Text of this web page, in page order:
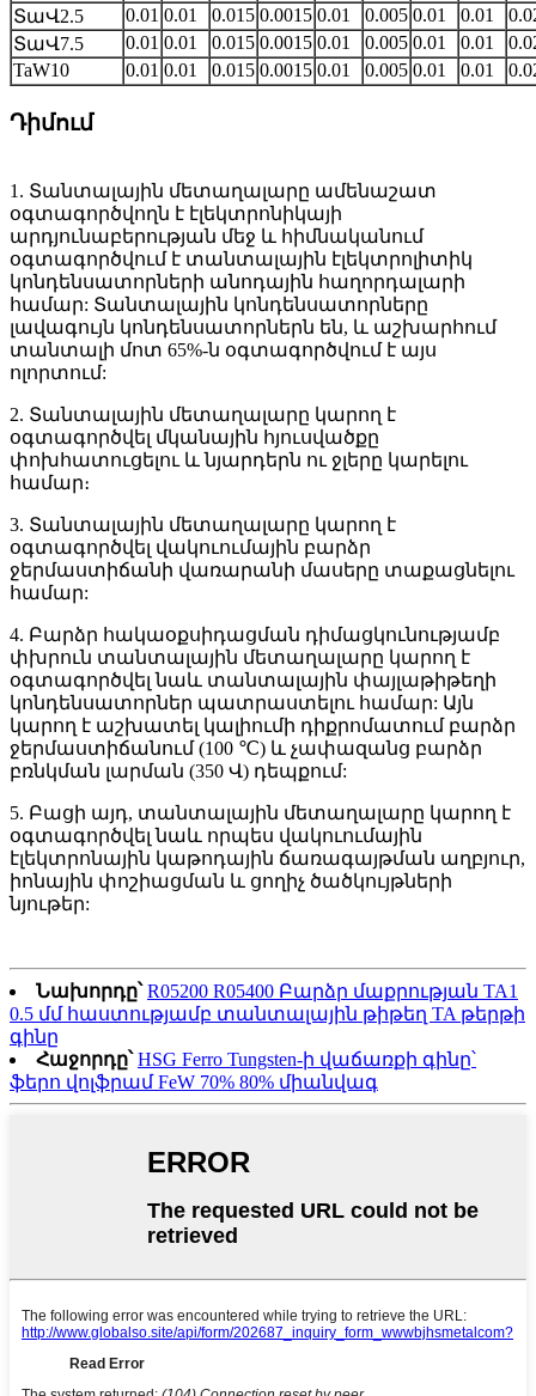
ՏաՎ2.5
0.01 0.01 0.015 0.0015 0.01 0.005 0.01 0.01
ՏաՎ7.5
0.01 0.01 0.015 0.0015 0.01 0.005 0.01 0.01
TaW10
0.01 0.01 0.015 0.0015 0.01 0.005 0.01 0.01
Դիմում
1. Տանտալային մետաղալարը ամենաշատ
օգտագործվողն է էլեկտրոնիկայի
արդյունաբերության մեջ և հիմնականում
օգտագործվում է տանտալային էլեկտրոլիտիկ
կոնդենսատորների անոդային հաղորդալարի
համար: Տանտալային կոնդենսատորները
լավագույն կոնդենսատորներն են, և աշխարհում
տանտալի մոտ 65%-ն օգտագործվում է այս
ոլորտում:
2. Տանտալային մետաղալարը կարող է
օգտագործվել մկանային հյուսվածքը
փոխհատուցելու և նյարդերն ու ջլերը կարելու
համար։
3. Տանտալային մետաղալարը կարող է
օգտագործվել վակուումային բարձր
ջերմաստիճանի վառարանի մասերը տաքացնելու
համար:
4. Բարձր հակաօքսիդացման դիմացկունությամբ
փխրուն տանտալային մետաղալարը կարող է
օգտագործվել նաև տանտալային փայլաթիթեղի
կոնդենսատորներ պատրաստելու համար: Այն
կարող է աշխատել կալիումի դիքրոմատում բարձր
ջերմաստիճանում (100 ℃) և չափազանց բարձր
բռնկման լարման (350 Վ) դեպքում:
5. Բացի այդ, տանտալային մետաղալարը կարող է
օգտագործվել նաև որպես վակուումային
էլեկտրոնային կաթոդային ճառագայթման աղբյուր,
իոնային փոշիացման և ցողիչ ծածկույթների
նյութեր:
Նախորդը՝ R05200 R05400 Բարձր մաքրության TA1
0.5 մմ հաստությամբ տանտալային թիթեղ TA թերթի
գինը
Հաջորդը՝ HSG Ferro Tungsten-ի վաճառքի գինը՝
ֆերո վոլֆրամ FeW 70% 80% միանվագ